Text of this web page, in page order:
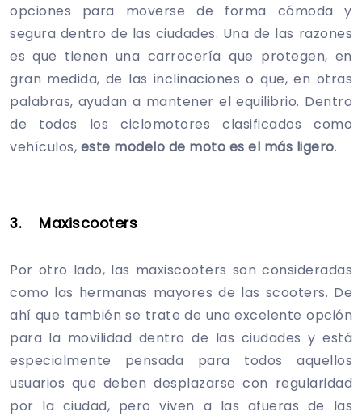
opciones para moverse de forma cómoda y
segura dentro de las ciudades. Una de las razones
es que tienen una carrocería que protegen, en
gran medida, de las inclinaciones o que, en otras
palabras, ayudan a mantener el equilibrio. Dentro
de todos los ciclomotores clasificados como
vehículos, este modelo de moto es el más ligero.
3. Maxiscooters
Por otro lado, las maxiscooters son consideradas
como las hermanas mayores de las scooters. De
ahí que también se trate de una excelente opción
para la movilidad dentro de las ciudades y está
especialmente pensada para todos aquellos
usuarios que deben desplazarse con regularidad
por la ciudad, pero viven a las afueras de las